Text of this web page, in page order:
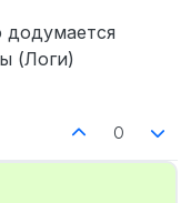
додумается
(Логи)
0